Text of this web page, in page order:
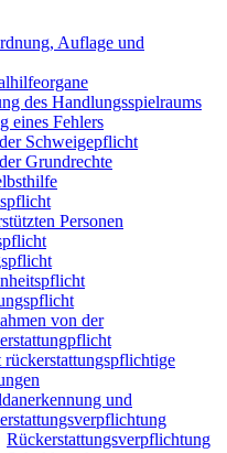
Auflage und
des Handlungsspielraums
eines Fehlers
Schweigepflicht
Grundrechte
Personen
von der
und
Rückerstattungsverpflichtung